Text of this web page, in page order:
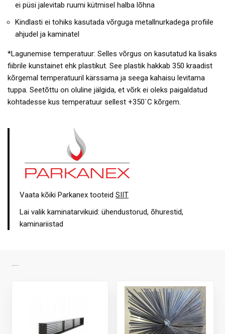
ei püsi jalevitab ruumi kütmisel halba lõhna
Kindlasti ei tohiks kasutada võrguga metallnurkadega profiile
ahjudel ja kaminatel
*Lagunemise temperatuur: Selles võrgus on kasutatud ka lisaks
fiibrile kunstainet ehk plastikut. See plastik hakkab 350 kraadist
kõrgemal temperatuuril kärssama ja seega kahaisu levitama
tuppa. Seetõttu on oluline jälgida, et võrk ei oleks paigaldatud
kohtadesse kus temperatuur sellest +350`C kõrgem.
Vaata kõiki Parkanex tooteid SIIT
Lai valik kaminatarvikuid: ühendustorud, õhurestid,
kaminariistad